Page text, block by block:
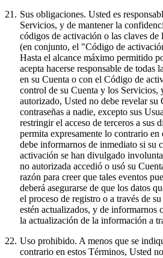
21. Sus obligaciones. Usted es
Servicios, y de mantener la
códigos de activación o las claves
(en conjunto, el "Código de
Hasta el alcance máximo permitido
acepta hacerse responsable de todas
en su Cuenta o con el Código de
control de su Cuenta y los Servicios,
autorizado, Usted no debe revelar
contraseñas a nadie, excepto sus
restringir el acceso de terceros a sus
permita expresamente lo contrario en
debe informarnos de inmediato si su
activación se han divulgado
no autorizada accedió o usó su
razón para creer que tales eventos
deberá asegurarse de que los datos
el proceso de registro o a través de
estén actualizados, y de informarnos
la actualización de la información a
22. Uso prohibido. A menos que se
contrario en estos Términos, Usted